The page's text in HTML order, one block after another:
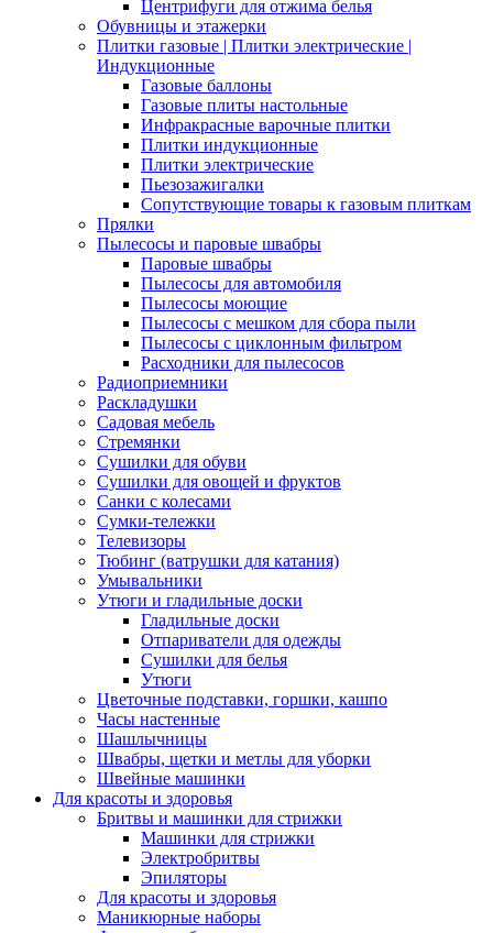
Центрифуги для отжима белья
Обувницы и этажерки
Плитки газовые | Плитки электрические |
Индукционные
Газовые баллоны
Газовые плиты настольные
Инфракрасные варочные плитки
Плитки индукционные
Плитки электрические
Пьезозажигалки
Сопутствующие товары к газовым плиткам
Прялки
Пылесосы и паровые швабры
Паровые швабры
Пылесосы для автомобиля
Пылесосы моющие
Пылесосы с мешком для сбора пыли
Пылесосы с циклонным фильтром
Расходники для пылесосов
Радиоприемники
Раскладушки
Садовая мебель
Стремянки
Сушилки для обуви
Сушилки для овощей и фруктов
Санки с колесами
Сумки-тележки
Телевизоры
Тюбинг (ватрушки для катания)
Умывальники
Утюги и гладильные доски
Гладильные доски
Отпариватели для одежды
Сушилки для белья
Утюги
Цветочные подставки, горшки, кашпо
Часы настенные
Шашлычницы
Швабры, щетки и метлы для уборки
Швейные машинки
Для красоты и здоровья
Бритвы и машинки для стрижки
Машинки для стрижки
Электробритвы
Эпиляторы
Для красоты и здоровья
Маникюрные наборы